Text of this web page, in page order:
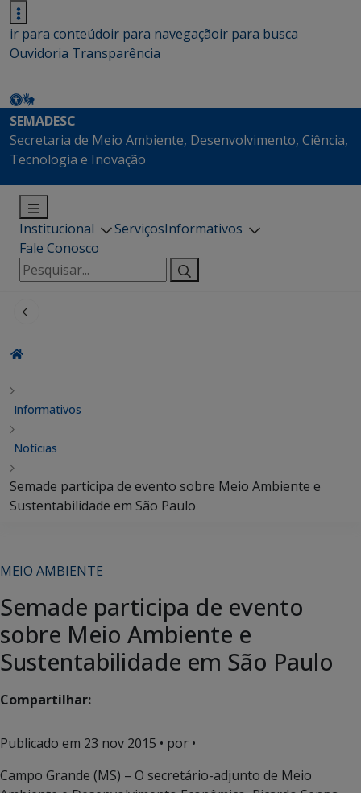
ir para conteúdoir para navegaçãoir para busca
Ouvidoria Transparência
SEMADESC
Secretaria de Meio Ambiente, Desenvolvimento, Ciência,
Tecnologia e Inovação
Institucional ServiçosInformativos
Fale Conosco
Pesquisar
por:
Informativos
Notícias
Semade participa de evento sobre Meio Ambiente e
Sustentabilidade em São Paulo
MEIO AMBIENTE
Semade participa de evento
sobre Meio Ambiente e
Sustentabilidade em São Paulo
Compartilhar:
Publicado em 23 nov 2015 • por •
Campo Grande (MS) – O secretário-adjunto de Meio